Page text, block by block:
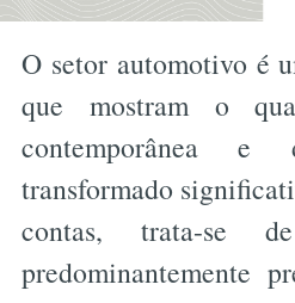
O setor automotivo é
que mostram o
contemporânea
transformado
contas, trata-se
predominantemente